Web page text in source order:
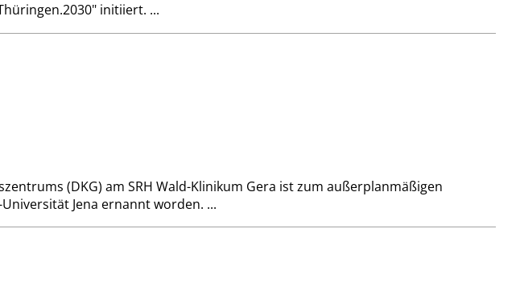
initiiert. ...
(DKG) am SRH Wald-Klinikum Gera ist zum außerplanmäßigen
Jena ernannt worden. ...